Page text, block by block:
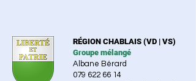
RÉGION CHABLAIS (VD | VS)
Groupe mélangé
Albane Bérard
079 622 66 14